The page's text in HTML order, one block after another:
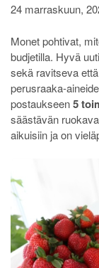
24 marraskuun,
Monet pohtivat,
budjetilla. Hyvä
sekä ravitseva
perusraaka-
postaukseen5
säästävän
aikuisiin ja on